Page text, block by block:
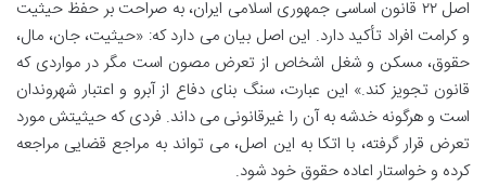
اصل ۲۲ قانون اساسی جمهوری اسلامی ایران، به صراحت بر حفظ حیثیت
و کرامت افراد تأکید دارد. این اصل بیان می دارد که: «حیثیت، جان، مال،
حقوق، مسکن و شغل اشخاص از تعرض مصون است مگر در مواردی که
قانون تجویز کند.» این عبارت، سنگ بنای دفاع از آبرو و اعتبار شهروندان
است و هرگونه خدشه به آن را غیرقانونی می داند. فردی که حیثیتش مورد
تعرض قرار گرفته، با اتکا به این اصل، می تواند به مراجع قضایی مراجعه
کرده و خواستار اعاده حقوق خود شود.